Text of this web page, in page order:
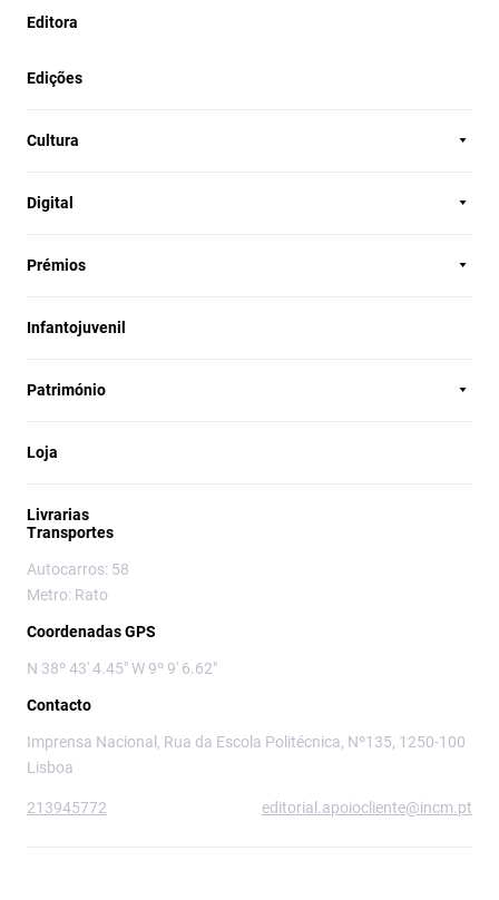
Editora
Edições
Cultura
Digital
Prémios
Infantojuvenil
Património
Loja
Livrarias
Transportes
Autocarros: 58
Metro: Rato
Coordenadas GPS
N 38º 43' 4.45" W 9º 9' 6.62"
Contacto
Imprensa Nacional, Rua da Escola Politécnica, Nº135, 1250-100
Lisboa
213945772 editorial.apoiocliente@incm.pt